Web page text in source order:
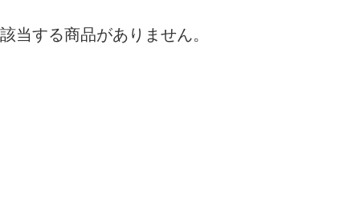
該当する商品がありません。